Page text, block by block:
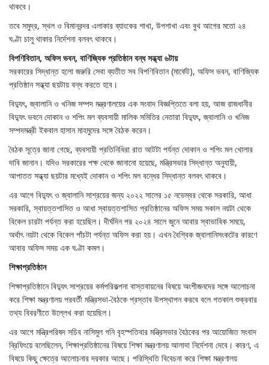
থাকবে।
তবে সমুদ্র, স্থল ও বিমানবন্দর এলাকার ব্যাংকের শাখা, উপশাখা এবং বুথ আগের মতো ২৪
ঘণ্টা চালু থাকার নির্দেশনা বলবৎ থাকবে।
বিপণিবিতান, অফিস ভবন, বাণিজ্যিক প্রতিষ্ঠান বন্ধ সন্ধ্যা ৬টায়
সরকারের সিদ্ধান্ত হলো জরুরি সেবা ব্যতীত সব বিপণিবিতান (মার্কেট), অফিস ভবন, বাণিজ্যিক
প্রতিষ্ঠান সন্ধ্যা ছয়টায় বন্ধ করতে হবে।
বিদ্যুৎ, জ্বালানি ও খনিজ সম্পদ মন্ত্রণালয়ের এক সংবাদ বিজ্ঞপ্তিতে বলা হয়, আজ রাজধানীর
বিদ্যুৎ ভবনে দোকান ও শপিং মল ব্যবসায়ী মালিক সমিতির নেতারা বিদ্যুৎ, জ্বালানি ও খনিজ
সম্পদমন্ত্রী ইকবাল হাসান মাহমুদের সঙ্গে বৈঠক করেন।
বৈঠক সূত্রে জানা গেছে, ব্যবসায়ী প্রতিনিধিরা রাত আটটা পর্যন্ত দোকান ও শপিং মল খোলার
দাবি জানান। যদিও সরকারের পক্ষ থেকে জানানো হয়েছে, মন্ত্রিসভার সিদ্ধান্ত অনুযায়ী,
আপাতত সন্ধ্যা ছয়টার মধ্যেই দোকান ও শপিং মল বন্ধের সিদ্ধান্ত বলবৎ থাকবে।
এর আগে বিদ্যুৎ ও জ্বালানি সাশ্রয়ের জন্য ২০২২ সালের ১৫ নভেম্বর থেকে সরকারি, আধা
সরকারি, স্বায়ত্তশাসিত ও আধা স্বায়ত্তশাসিত প্রতিষ্ঠানের অফিস সময় সকাল নয়টা থেকে
বিকেল চারটা পর্যন্ত করা হয়েছিল। দীর্ঘদিন পর ২০২৪ সালে জুনে আবার স্বাভাবিক সময়ে,
অর্থাৎ নয়টা থেকে বিকেল পাঁচটা পর্যন্ত অফিস করা হয়। এখন বৈশ্বিক জ্বালানিসংকটের কারণে
আবার অফিস সময় এক ঘণ্টা কমল।
শিক্ষাপ্রতিষ্ঠান
শিক্ষাপ্রতিষ্ঠানে বিদ্যুৎ সাশ্রয়ের কর্মপরিকল্পনা বাস্তবায়নের বিষয়ে অংশীজনদের সঙ্গে আলোচনা
করে শিক্ষা মন্ত্রণালয় পরবর্তী মন্ত্রিসভা-বৈঠকে প্রস্তাব উপস্থাপন করবে বলে গতকাল শুক্রবার
তথ্য বিবরণীতে উল্লেখ করা হয়েছিল।
এর আগে মন্ত্রিপরিষদ সচিব নাসিমুল গনি বৃহস্পতিবার মন্ত্রিসভার বৈঠকের পর আয়োজিত সংবাদ
ব্রিফিংয়ে বলেছিলেন, শিক্ষাপ্রতিষ্ঠানের বিষয়ে শিক্ষা মন্ত্রণালয় আলাদা নির্দেশনা দেবে। কারণ, এ
বিষয়ে কিছু ক্ষেত্রে আলোচনার দরকার আছে। পরিস্থিতি বিবেচনা করে শিক্ষা মন্ত্রণালয়